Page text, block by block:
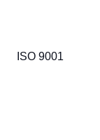
ISO 9001